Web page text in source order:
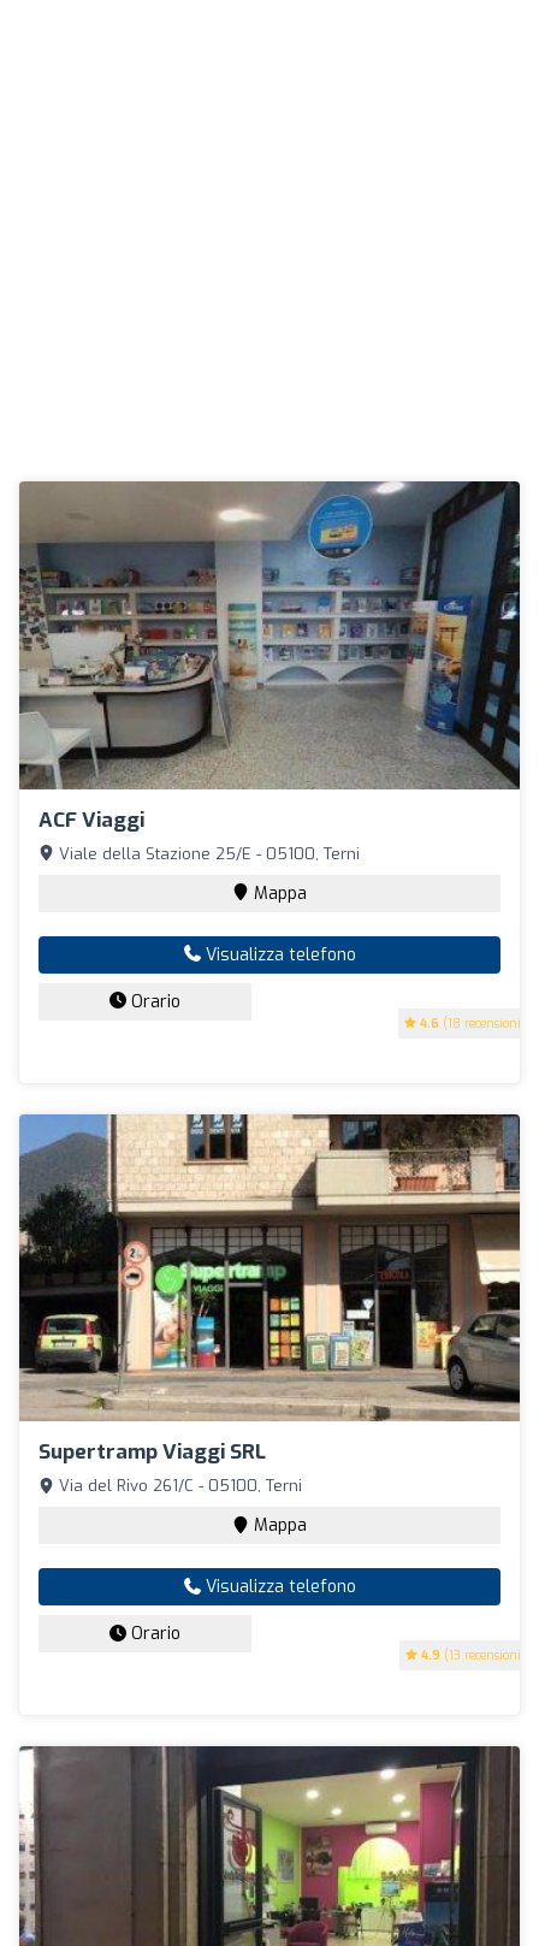
ACF Viaggi
4.6 (18 recensioni)
Viale della Stazione 25/E - 05100, Terni
Mappa
Visualizza telefono
Orario
Supertramp Viaggi SRL
4.9 (13 recensioni)
Via del Rivo 261/C - 05100, Terni
Mappa
Visualizza telefono
Orario